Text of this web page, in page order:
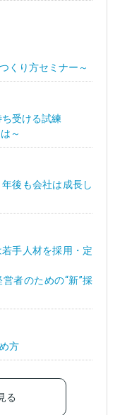
くり方セミナー～
受ける試練
～
後も会社は成長し
手人材を採用・定
者のための“新”採
方
る